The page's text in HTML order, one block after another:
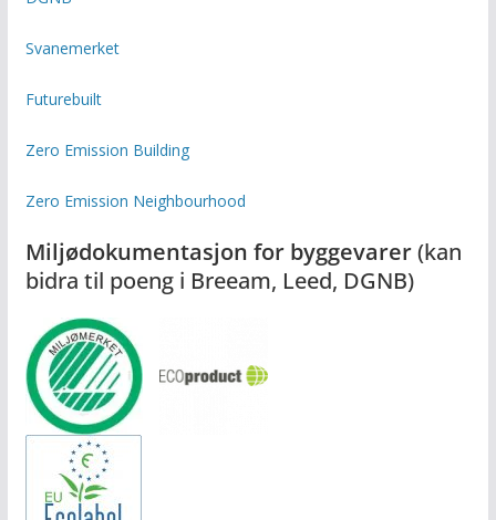
Svanemerket
Futurebuilt
Zero Emission Building
Zero Emission Neighbourhood
Miljødokumentasjon for byggevarer(kan
bidra til poeng i Breeam, Leed, DGNB)